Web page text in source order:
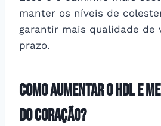
manter os níveis de
garantir mais qualidade de
prazo.
Como aumentar o HDL e
do coração?